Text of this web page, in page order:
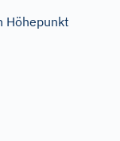
Höhepunkt